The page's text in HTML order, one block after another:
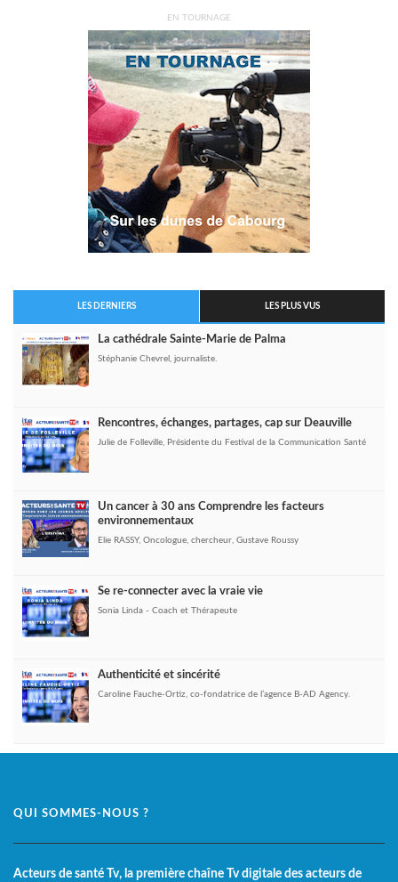
EN TOURNAGE
LES DERNIERS LES PLUS VUS
La cathédrale Sainte-Marie de Palma
Stéphanie Chevrel, journaliste.
Rencontres, échanges, partages, cap sur Deauville
Julie de Folleville, Présidente du Festival de la Communication Santé
Un cancer à 30 ans Comprendre les facteurs
environnementaux
Elie RASSY, Oncologue, chercheur, Gustave Roussy
Se re-connecter avec la vraie vie
Sonia Linda - Coach et Thérapeute
Authenticité et sincérité
Caroline Fauche-Ortiz, co-fondatrice de l’agence B-AD Agency.
QUI SOMMES-NOUS ?
Acteurs de santé Tv, la première chaîne Tv digitale des acteurs de